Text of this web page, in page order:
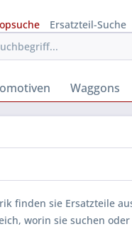
Ersatzteil-Suche
Waggons
finden sie Ersatzteile
worin sie suchen